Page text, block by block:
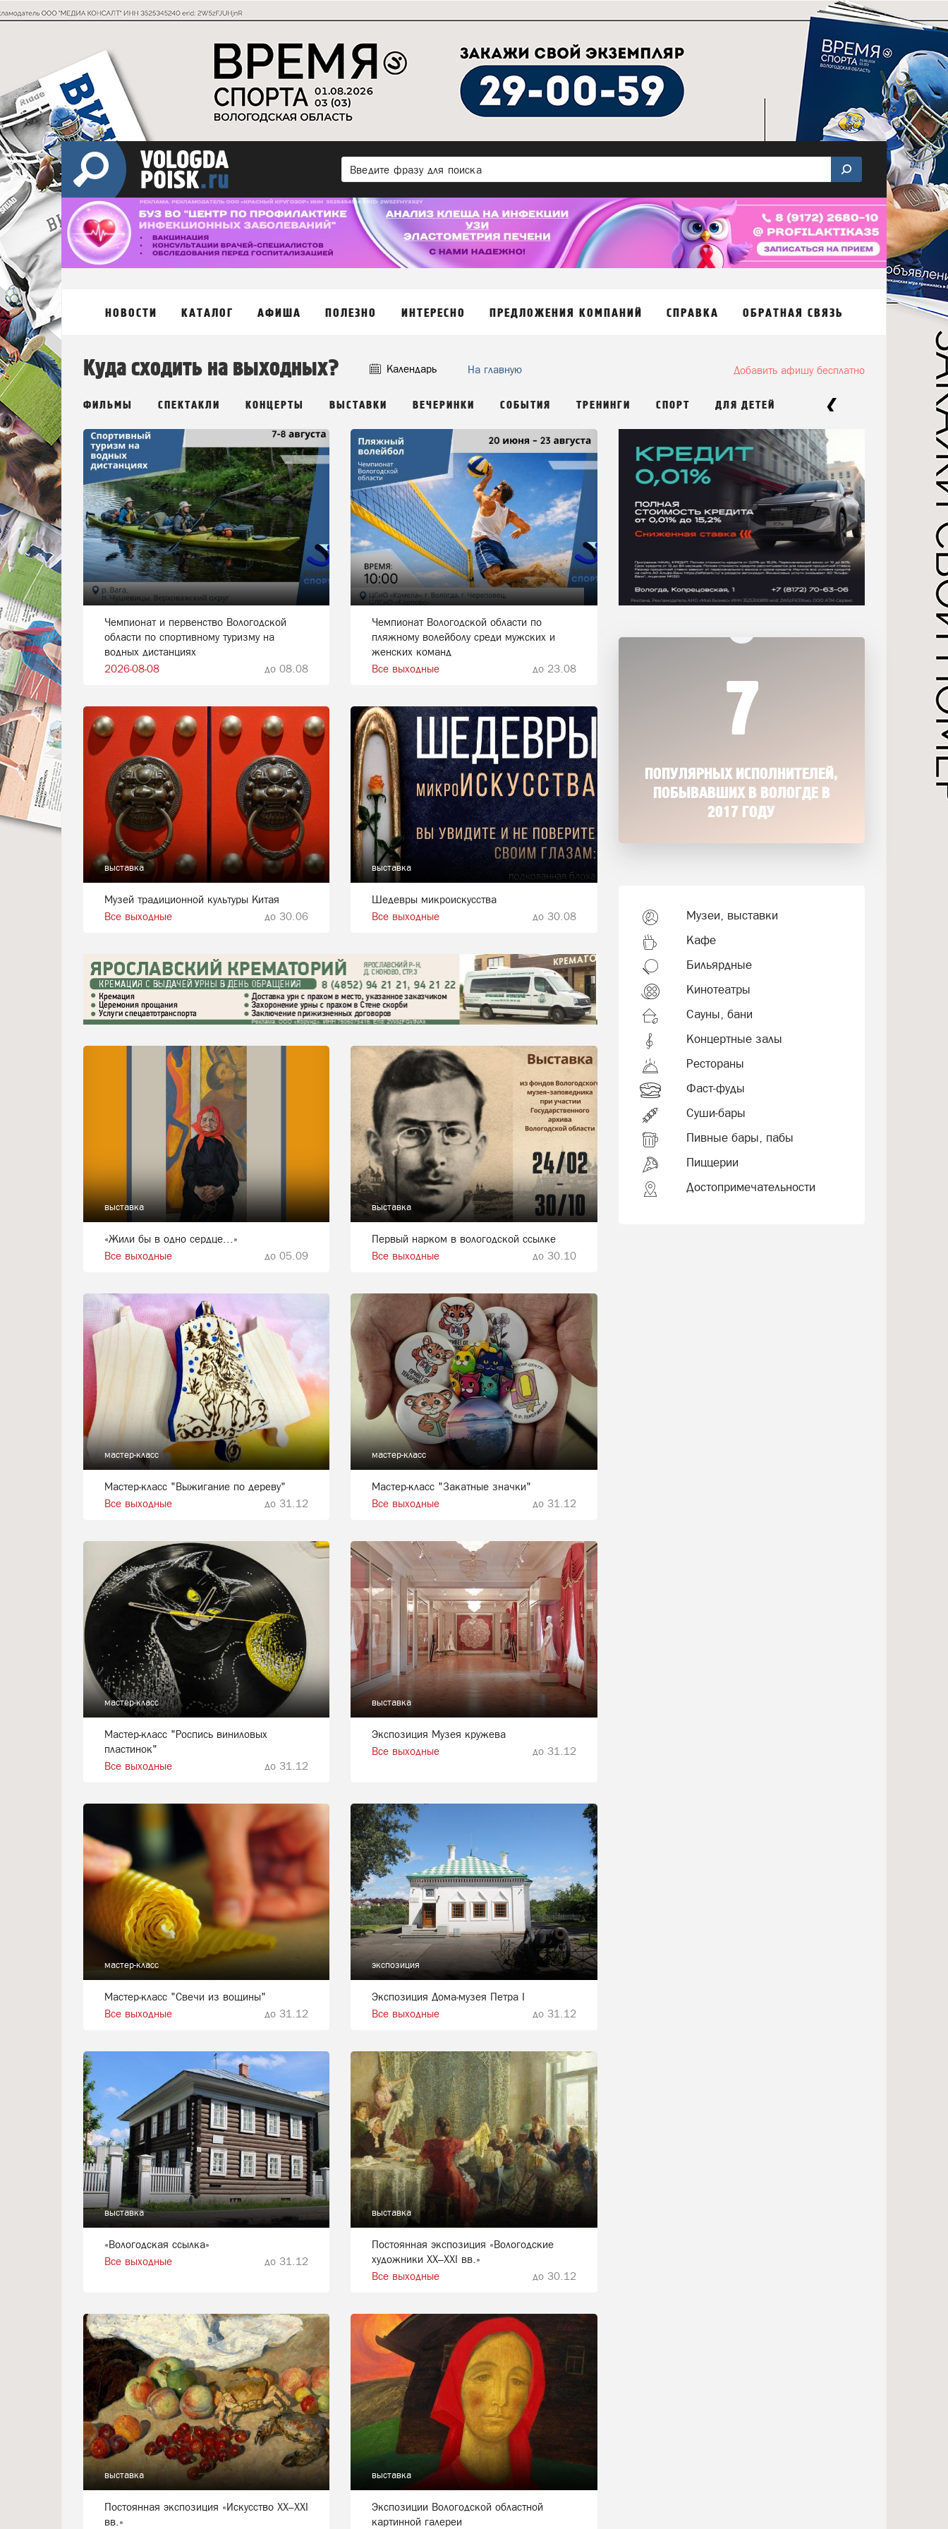
НОВОСТИ КАТАЛОГ АФИША ПОЛЕЗНО ИНТЕРЕСНО ПРЕДЛОЖЕНИЯ КОМПАНИЙ СПРАВКА ОБРАТНАЯ СВЯЗЬ
Куда сходить на выходных? Календарь На главную Добавить афишу бесплатно
ФИЛЬМЫ СПЕКТАКЛИ КОНЦЕРТЫ ВЫСТАВКИ ВЕЧЕРИНКИ СОБЫТИЯ ТРЕНИНГИ СПОРТ ДЛЯ ДЕТЕЙ ВСЕ СОБЫТИЯ
Чемпионат и первенство Вологодской
области по спортивному туризму на
водных дистанциях
2026-08-08
до 08.08
Чемпионат Вологодской области по
пляжному волейболу среди мужских и
женских команд
Все выходные
до 23.08
выставка
Музей традиционной культуры Китая
Все выходные
до 30.06
выставка
Шедевры микроискусства
Все выходные
до 30.08
выставка
«Жили бы в одно сердце...»
Все выходные
до 05.09
выставка
Первый нарком в вологодской ссылке
Все выходные
до 30.10
мастер-класс
Мастер-класс "Выжигание по дереву"
Все выходные
до 31.12
мастер-класс
Мастер-класс "Закатные значки"
Все выходные
до 31.12
мастер-класс
Мастер-класс "Роспись виниловых
пластинок"
Все выходные
до 31.12
выставка
Экспозиция Музея кружева
Все выходные
до 31.12
мастер-класс
Мастер-класс "Свечи из вощины"
Все выходные
до 31.12
экспозиция
Экспозиция Дома-музея Петра I
Все выходные
до 31.12
выставка
«Вологодская ссылка»
Все выходные
до 31.12
выставка
Постоянная экспозиция «Вологодские
художники XX–XXI вв.»
Все выходные
до 30.12
выставка
Постоянная экспозиция «Искусство XX–XXI
вв.»
выставка
Экспозиции Вологодской областной
картинной галереи
7
ПОПУЛЯРНЫХ ИСПОЛНИТЕЛЕЙ,
ПОБЫВАВШИХ В ВОЛОГДЕ В
2017 ГОДУ
Музеи, выставки
Кафе
Бильярдные
Кинотеатры
Сауны, бани
Концертные залы
Рестораны
Фаст-фуды
Суши-бары
Пивные бары, пабы
Пиццерии
Достопримечательности